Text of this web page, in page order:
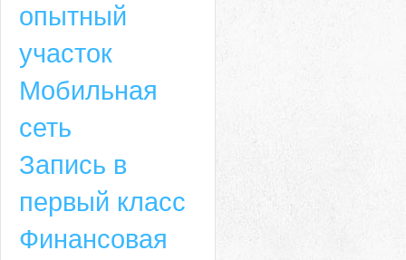
опытный
участок
Мобильная
сеть
Запись в
первый класс
Финансовая